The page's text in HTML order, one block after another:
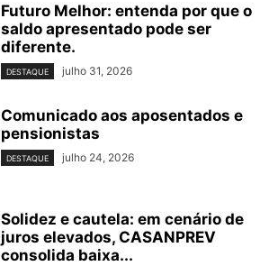
Futuro Melhor: entenda por que o
saldo apresentado pode ser
diferente.
DESTAQUE julho 31, 2026
Comunicado aos aposentados e
pensionistas
DESTAQUE julho 24, 2026
Solidez e cautela: em cenário de
juros elevados, CASANPREV
consolida baixa...